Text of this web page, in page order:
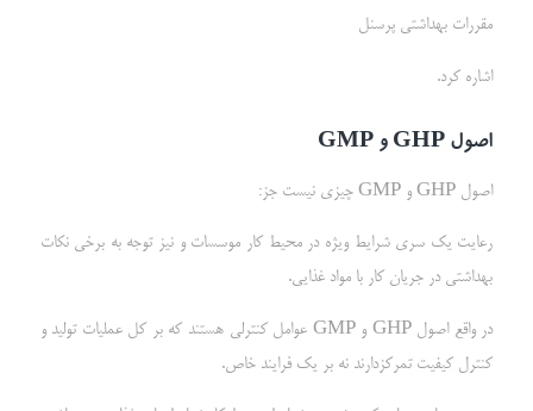
مقررات بهداشتی پرسنل
اشاره کرد.
اصول GHP و GMP
اصول GHP و GMP چیزی نیست جز:
رعایت یک سری شرایط ویژه در محیط کار موسسات و نیز توجه به برخی نکات
بهداشتی در جریان کار با مواد غذایی.
در واقع اصول GHP و GMP عوامل کنترلی هستند که بر کل عملیات تولید و
کنترل کیفیت تمرکزدارند نه بر یک فرایند خاص.